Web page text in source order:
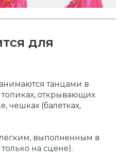
для
танцами в
открывающих
чешках (балетках,
выполненным в
только на сцене).